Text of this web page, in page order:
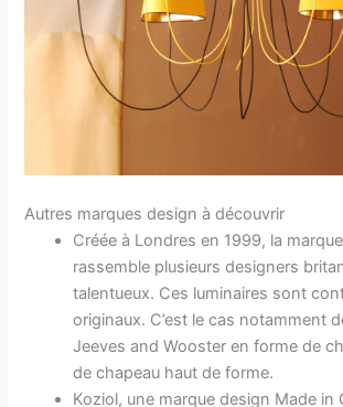
Autres marques design à découvrir
Créée à Londres en 1999, la marque
rassemble plusieurs designers
talentueux. Ces luminaires sont
originaux. C’est le cas notamment
Jeeves and Wooster en forme de
de chapeau haut de forme.
Koziol, une marque design Made in